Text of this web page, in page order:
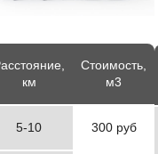
км
Стоимость,
м3
5-10 300 руб